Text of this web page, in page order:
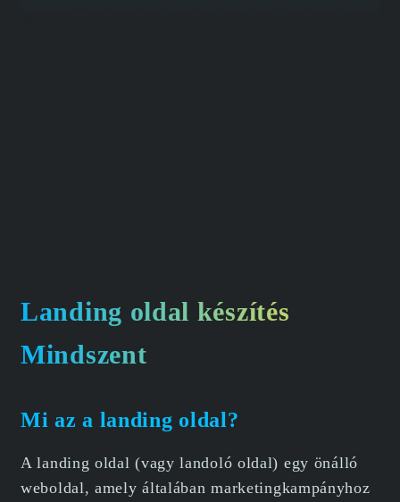
Landing oldal készítés
Mindszent
Mi az a landing oldal?
A landing oldal (vagy landoló oldal) egy önálló
weboldal, amely általában marketingkampányhoz